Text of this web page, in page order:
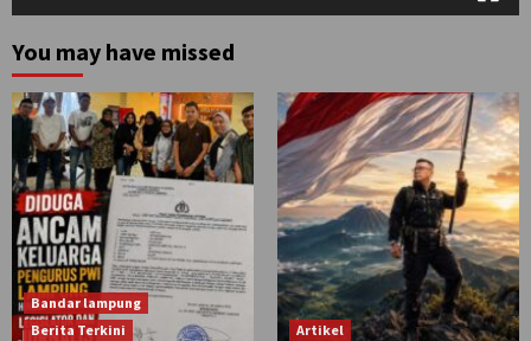
You may have missed
Bandar lampung
Berita Terkini
Artikel